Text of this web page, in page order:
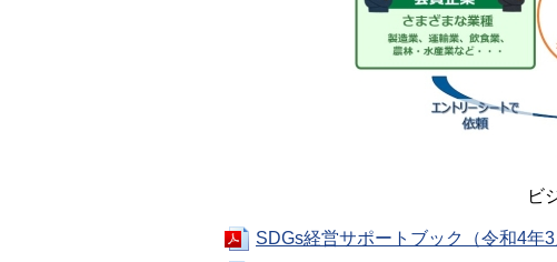
ビ
SDGs経営サポートブック（令和4年